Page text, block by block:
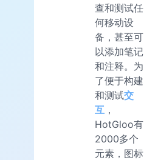
查和测试任
何移动设
备，甚至可
以添加笔记
和注释。为
了便于构建
和测试交
互 ，
HotGloo有
2000多个
元素，图标